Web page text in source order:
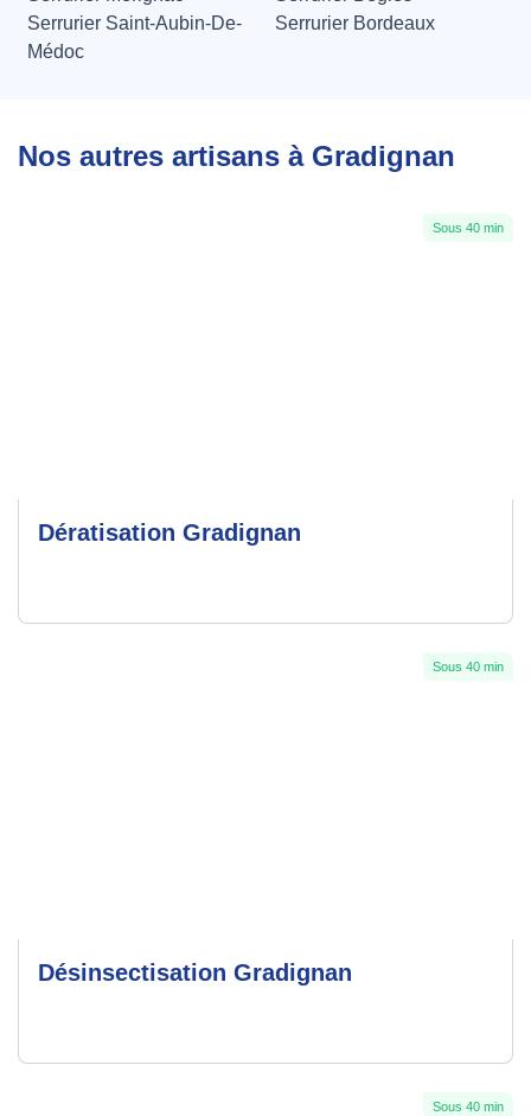
Serrurier Saint-Aubin-De-
Médoc
Serrurier Bordeaux
Nos autres artisans à Gradignan
Sous 40 min
Dératisation Gradignan
Sous 40 min
Désinsectisation Gradignan
Sous 40 min